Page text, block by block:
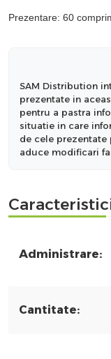
Prezentare: 60
SAM Distribution
prezentate in
pentru a pastra
situatie in care
de cele prezentate
aduce modificari
Administrare:
Cantitate: